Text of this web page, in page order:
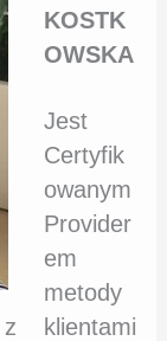
KOSTK
OWSKA
Jest
Certyfik
owanym
Provider
em
metody
klientami